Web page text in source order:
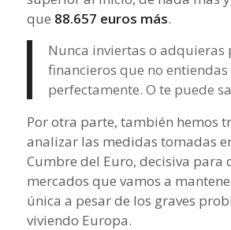
que 88.657 euros más.
Nunca inviertas o adquieras
financieros que no entiendas
perfectamente. O te puede
Por otra parte, también hemos
analizar las medidas tomadas
Cumbre del Euro, decisiva para
mercados que vamos a
única a pesar de los graves
viviendo Europa.